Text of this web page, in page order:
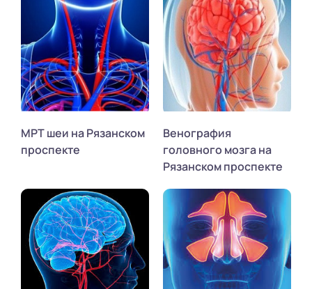
МРТ шеи на Рязанском
проспекте
Венография
головного мозга на
Рязанском проспекте